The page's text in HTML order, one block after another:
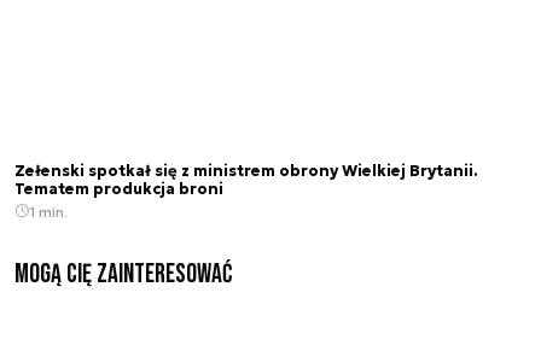
Zełenski spotkał się z ministrem obrony Wielkiej Brytanii.
Tematem produkcja broni
1 min.
Mogą Cię zainteresować